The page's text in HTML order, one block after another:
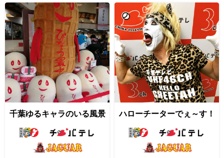
千葉ゆるキャラのいる風景 ハローチーターでぇ～す！